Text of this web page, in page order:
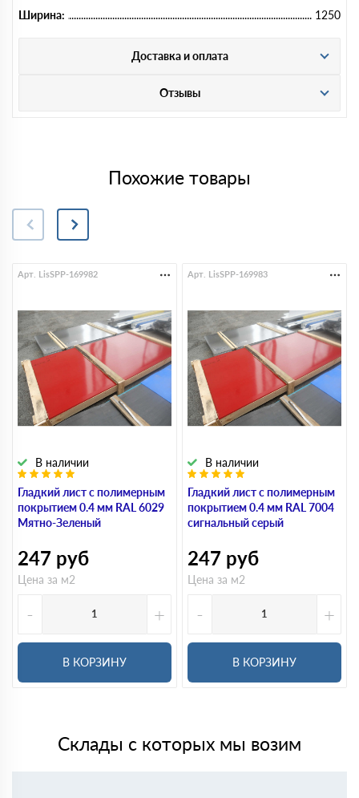
Ширина:
1250
Доставка и оплата
Отзывы
Похожие товары
Гладкий лист с полимерным
покрытием 0.4 мм RAL 6029
Мятно-Зеленый
В наличии
Арт. LisSPP-169982
247 руб
Цена за м2
- +
В КОРЗИНУ
Гладкий лист с полимерным
покрытием 0.4 мм RAL 7004
сигнальный серый
В наличии
Арт. LisSPP-169983
247 руб
Цена за м2
- +
В КОРЗИНУ
Склады с которых мы возим